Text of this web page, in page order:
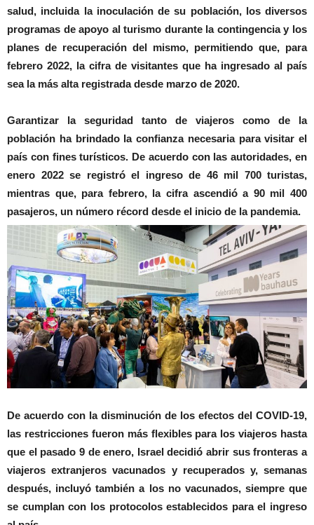
salud, incluida la inoculación de su población, los diversos
programas de apoyo al turismo durante la contingencia y los
planes de recuperación del mismo, permitiendo que, para
febrero 2022, la cifra de visitantes que ha ingresado al país
sea la más alta registrada desde marzo de 2020.
Garantizar la seguridad tanto de viajeros como de la
población ha brindado la confianza necesaria para visitar el
país con fines turísticos. De acuerdo con las autoridades, en
enero 2022 se registró el ingreso de 46 mil 700 turistas,
mientras que, para febrero, la cifra ascendió a 90 mil 400
pasajeros, un número récord desde el inicio de la pandemia.
De acuerdo con la disminución de los efectos del COVID-19,
las restricciones fueron más flexibles para los viajeros hasta
que el pasado 9 de enero, Israel decidió abrir sus fronteras a
viajeros extranjeros vacunados y recuperados y, semanas
después, incluyó también a los no vacunados, siempre que
se cumplan con los protocolos establecidos para el ingreso